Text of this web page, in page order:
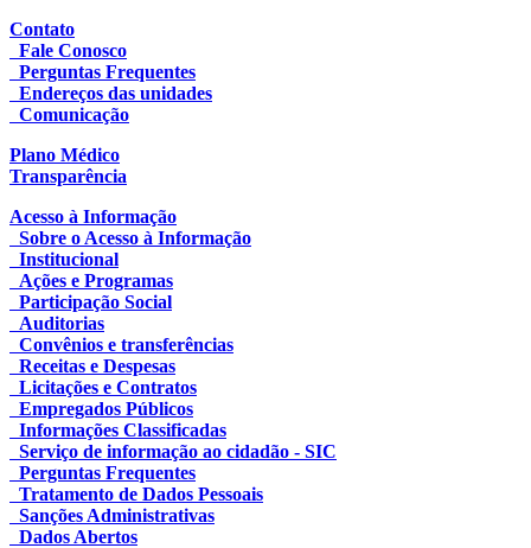
Contato
Fale Conosco
Perguntas Frequentes
Endereços das unidades
Comunicação
Plano Médico
Transparência
Acesso à Informação
Sobre o Acesso à Informação
Institucional
Ações e Programas
Participação Social
Auditorias
Convênios e transferências
Receitas e Despesas
Licitações e Contratos
Empregados Públicos
Informações Classificadas
Serviço de informação ao cidadão - SIC
Perguntas Frequentes
Tratamento de Dados Pessoais
Sanções Administrativas
Dados Abertos